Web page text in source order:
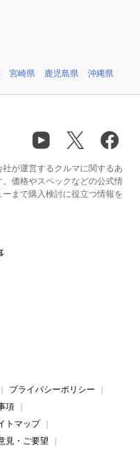
宮崎県 鹿児島県 沖縄県
が運営するクルマに関するあ
価格やスペックなどの公式情
まで購入検討に役立つ情報を
プライバシーポリシー
項
トマップ
見・ご要望